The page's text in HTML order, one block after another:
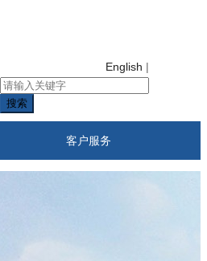
English |
搜索
客户服务